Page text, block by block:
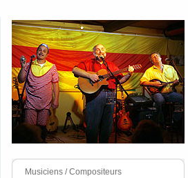
Musiciens / Compositeurs